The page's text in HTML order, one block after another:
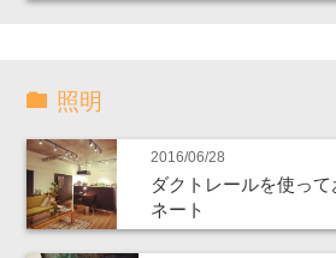
照明
2016/06/28
ダクトレールを使っ
ネート